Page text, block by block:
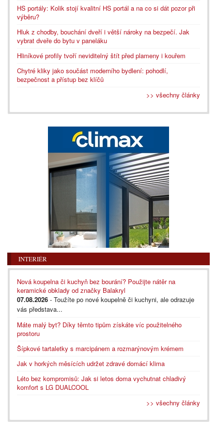
HS portály: Kolik stojí kvalitní HS portál a na co si dát pozor při
výběru?
Hluk z chodby, bouchání dveří i větší nároky na bezpečí. Jak
vybrat dveře do bytu v paneláku
Hliníkové profily tvoří neviditelný štít před plameny i kouřem
Chytré kliky jako součást moderního bydlení: pohodlí,
bezpečnost a přístup bez klíčů
>> všechny články
INTERIÉR
Nová koupelna či kuchyň bez bourání? Použijte nátěr na
keramické obklady od značky Balakryl
07.08.2026 - Toužíte po nové koupelně či kuchyni, ale odrazuje
vás představa...
Máte malý byt? Díky těmto tipům získáte víc použitelného
prostoru
Šípkové tartaletky s marcipánem a rozmarýnovým krémem
Jak v horkých měsících udržet zdravé domácí klima
Léto bez kompromisů: Jak si letos doma vychutnat chladivý
komfort s LG DUALCOOL
>> všechny články